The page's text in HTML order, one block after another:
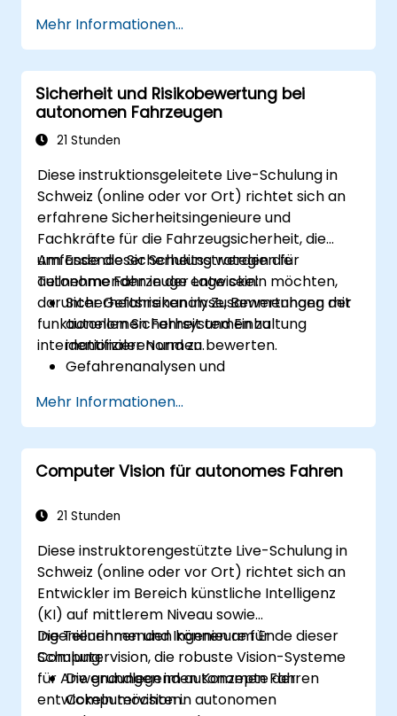
Fahrbahnerkennung implementieren.
Reinforcement Learning für
Entscheidungsprozesse in fahrerlosen
Systemen nutzen.
Sensor-Fusion-Techniken integrieren, um
die Wahrnehmung und Navigation zu
Deep-Learning-Modelle aufbauen, um
Fahrszenarien vorherzusagen und zu
analysieren.
Mehr Informationen...
Sicherheit und Risikobewertung bei
autonomen Fahrzeugen
21 Stunden
Diese instruktionsgeleitete Live-Schulung in
Schweiz (online oder vor Ort) richtet sich an
erfahrene Sicherheitsingenieure und
Fachkräfte für die Fahrzeugsicherheit, die
umfassende Sicherheitsstrategien für
autonome Fahrzeuge entwickeln möchten,
darunter Gefahrenanalyse, Bewertungen der
funktionellen Sicherheit und Einhaltung
internationaler Normen.
Am Ende dieser Schulung werden die
Teilnehmenden in der Lage sein:
Sicherheitsrisiken im Zusammenhang mit
autonomen Fahrsystemen zu
identifizieren und zu bewerten.
Gefahrenanalysen und
branchenüblicher Standards
durchzuführen.
Methoden zur Validierung und Verifikation
der Sicherheit von AV-Systemen
Funktionssicherheitsstandards wie ISO
Strategien zur Risikominderung bei
sicherheitsrelevanten Herausforderungen
autonomer Fahrzeuge zu entwickeln.
Mehr Informationen...
Computer Vision für autonomes Fahren
21 Stunden
Diese instruktorengestützte Live-Schulung in
Schweiz (online oder vor Ort) richtet sich an
Entwickler im Bereich künstliche Intelligenz
(KI) auf mittlerem Niveau sowie
Ingenieurinnen und Ingenieure für
Computervision, die robuste Vision-Systeme
für Anwendungen im autonomen Fahren
entwickeln möchten.
Die Teilnehmenden können am Ende dieser
Schulung:
Die grundlegenden Konzepte der
Computervision in autonomen